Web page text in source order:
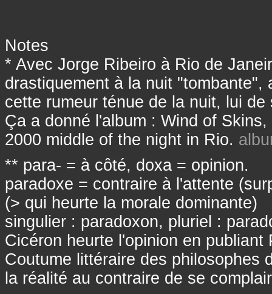
Notes
* Avec Jorge Ribeiro à Rio de
drastiquement à la nuit
cette rumeur ténue de la nuit, lui
Ça a donné l'album : Wind of
2000 middle of the night in Rio.
** para- = à côté, doxa = opinion.
paradoxe = contraire à l'attente
(> qui heurte la morale dominante)
singulier : paradoxon, pluriel :
Cicéron heurte l'opinion en
Coutume littéraire des philosophes
la réalité au contraire de se